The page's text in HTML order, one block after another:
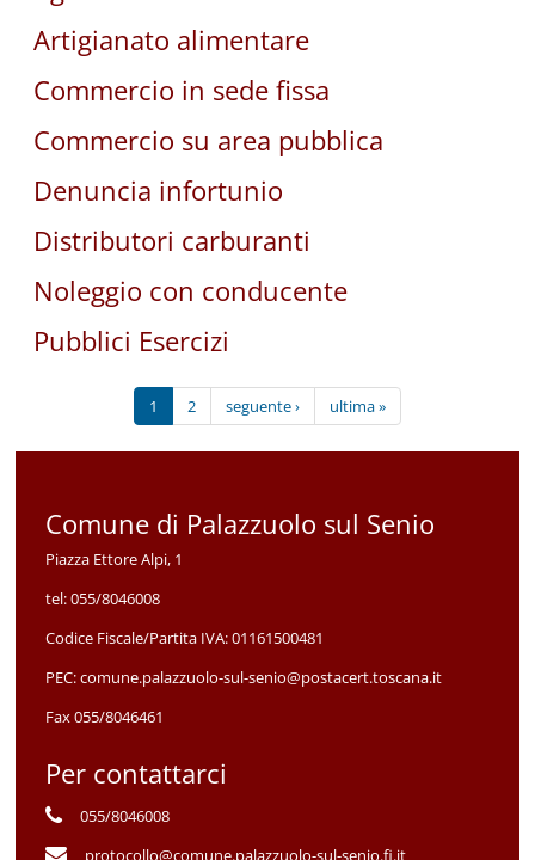
Artigianato alimentare
Commercio in sede fissa
Commercio su area pubblica
Denuncia infortunio
Distributori carburanti
Noleggio con conducente
Pubblici Esercizi
1 2 seguente › ultima »
Comune di Palazzuolo sul Senio
Piazza Ettore Alpi, 1
tel:055/8046008
Codice Fiscale/Partita IVA:01161500481
PEC:comune.palazzuolo-sul-senio@postacert.toscana.it
Fax 055/8046461
Per contattarci
055/8046008
protocollo@comune.palazzuolo-sul-senio.fi.it